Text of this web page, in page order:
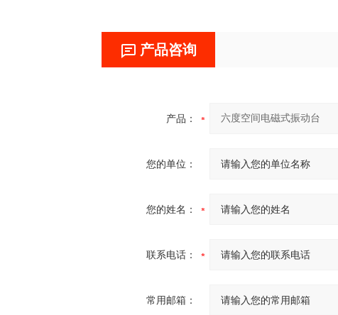
产品咨询
产品：
您的单位：
您的姓名：
联系电话：
常用邮箱：